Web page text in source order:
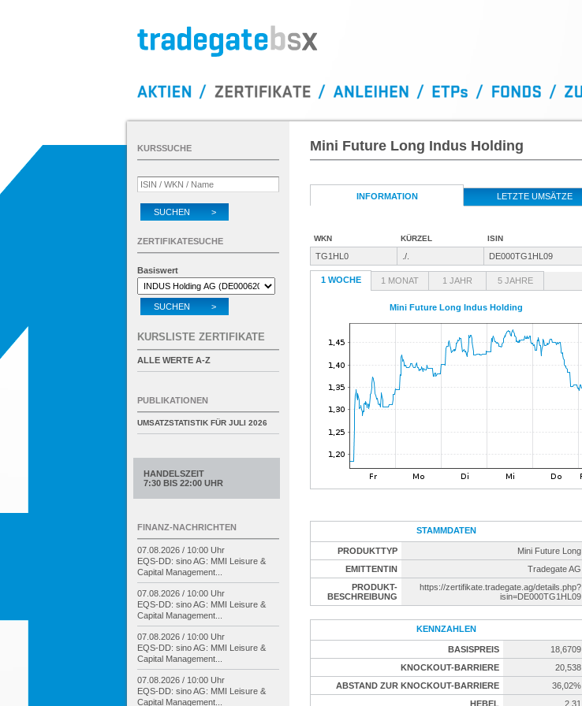
Mini Future Long Indus Holding
INFORMATION LETZTE UMSÄTZE
WKN KÜRZEL ISIN
TG1HL0 ./. DE000TG1HL09
1 WOCHE 1 MONAT 1 JAHR 5 JAHRE
Mini Future Long Indus Holding
STAMMDATEN
PRODUKTTYP
Mini Future Long
EMITTENTIN
Tradegate AG
PRODUKT-
BESCHREIBUNG
https://zertifikate.tradegate.ag/details.php?
isin=DE000TG1HL09
KENNZAHLEN
BASISPREIS
18,6709
KNOCKOUT-BARRIERE
20,538
ABSTAND ZUR KNOCKOUT-BARRIERE
36,02%
HEBEL
2,31
KURSSUCHE
SUCHEN >
ZERTIFIKATESUCHE
Basiswert
SUCHEN >
KURSLISTE ZERTIFIKATE
ALLE WERTE A-Z
PUBLIKATIONEN
UMSATZSTATISTIK FÜR JULI 2026
HANDELSZEIT
7:30 BIS 22:00 UHR
FINANZ-NACHRICHTEN
07.08.2026 / 10:00 Uhr
EQS-DD: sino AG: MMI Leisure &
Capital Management...
07.08.2026 / 10:00 Uhr
EQS-DD: sino AG: MMI Leisure &
Capital Management...
07.08.2026 / 10:00 Uhr
EQS-DD: sino AG: MMI Leisure &
Capital Management...
07.08.2026 / 10:00 Uhr
EQS-DD: sino AG: MMI Leisure &
Capital Management...